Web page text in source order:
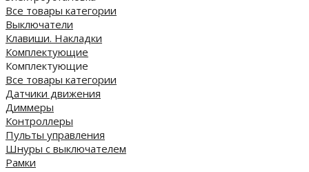
Все товары категории
Выключатели
Клавиши. Накладки
Комплектующие
Комплектующие
Все товары категории
Датчики движения
Диммеры
Контроллеры
Пульты управления
Шнуры с выключателем
Рамки